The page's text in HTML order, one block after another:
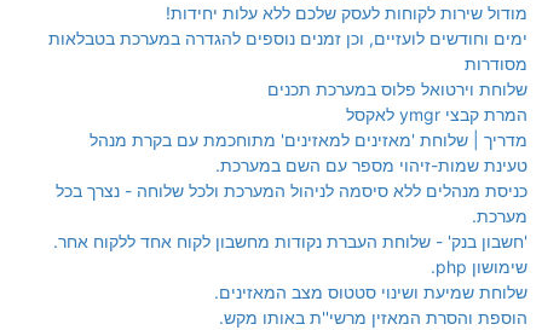
מודול שירות לקוחות לעסק שלכם ללא עלות יחידות!
ימים וחודשים לועזיים, וכן זמנים נוספים להגדרה במערכת בטבלאות
מסודרות
שלוחת וירטואל פלוס במערכת תכנים
המרת קבצי ymgr לאקסל
מדריך | שלוחת 'מאזינים למאזינים' מתוחכמת עם בקרת מנהל
טעינת שמות-זיהוי מספר עם השם במערכת.
כניסת מנהלים ללא סיסמה לניהול המערכת ולכל שלוחה - נצרך בכל
מערכת.
'חשבון בנק' - שלוחת העברת נקודות מחשבון לקוח אחד ללקוח אחר.
שימושון php.
שלוחת שמיעת ושינוי סטטוס מצב המאזינים.
הוספת והסרת המאזין מרשי''ת באותו מקש.